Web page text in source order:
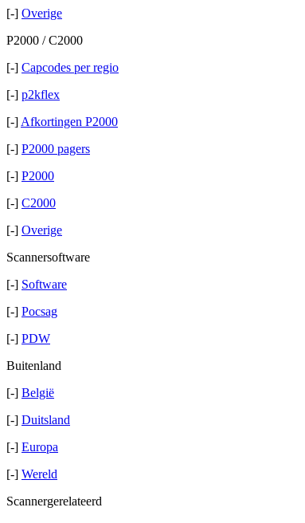
[-] Overige
P2000 / C2000
[-] Capcodes per regio
[-] p2kflex
[-] Afkortingen P2000
[-] P2000 pagers
[-] P2000
[-] C2000
[-] Overige
Scannersoftware
[-] Software
[-] Pocsag
[-] PDW
Buitenland
[-] België
[-] Duitsland
[-] Europa
[-] Wereld
Scannergerelateerd